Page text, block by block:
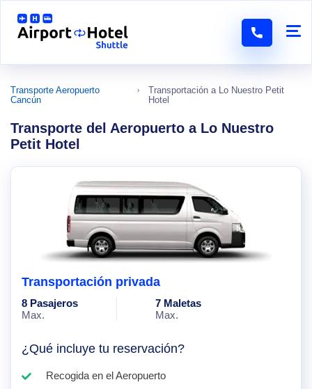
Transporte Aeropuerto
Cancún
Transportación a Lo Nuestro Petit
Hotel
Transporte del Aeropuerto a Lo Nuestro
Petit Hotel
Transportación privada
8 Pasajeros
Max.
7 Maletas
Max.
¿Qué incluye tu reservación?
Recogida en el Aeropuerto